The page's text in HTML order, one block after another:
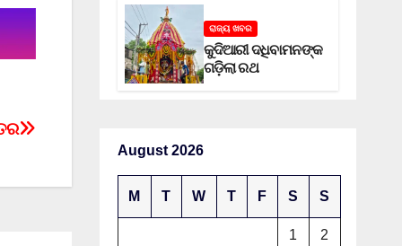
ରାଜ୍ୟ ଖବର
କୁଦିଆରୀ ଦଧିବାମନଙ୍କ
ଗଡ଼ିଲା ରଥ
August 2026
M T W T F S S
1 2